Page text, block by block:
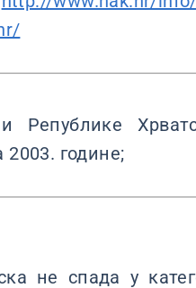
2003. године;
не спада у